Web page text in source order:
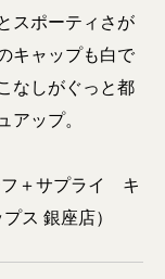
スポーティさが
キャップも白で
なしがぐっと都
アップ。
フ＋サプライ キ
ス 銀座店）